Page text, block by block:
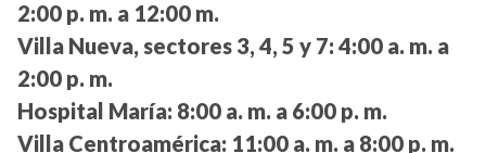
2:00 p. m. a 12:00 m.
Villa Nueva, sectores 3, 4, 5 y 7: 4:00 a. m. a
2:00 p. m.
Hospital María: 8:00 a. m. a 6:00 p. m.
Villa Centroamérica: 11:00 a. m. a 8:00 p. m.